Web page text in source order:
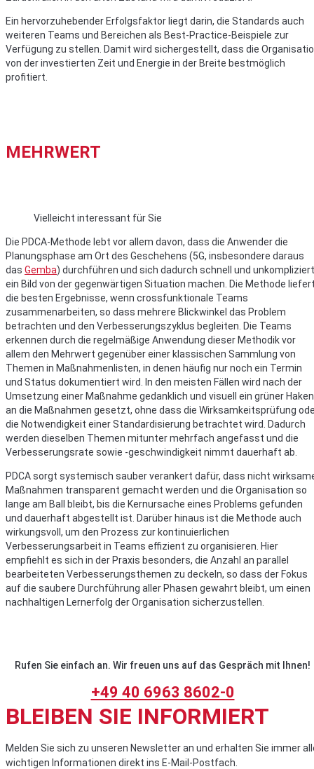
Ein hervorzuhebender Erfolgsfaktor liegt darin, die Standards auch
weiteren Teams und Bereichen als Best-Practice-Beispiele zur
Verfügung zu stellen. Damit wird sichergestellt, dass die
von der investierten Zeit und Energie in der Breite bestmöglich
profitiert.
MEHRWERT
Vielleicht interessant für Sie
Die PDCA-Methode lebt vor allem davon, dass die Anwender die
Planungsphase am Ort des Geschehens (5G, insbesondere daraus
das Gemba) durchführen und sich dadurch schnell und unkompliziert
ein Bild von der gegenwärtigen Situation machen. Die Methode
die besten Ergebnisse, wenn crossfunktionale Teams
zusammenarbeiten, so dass mehrere Blickwinkel das Problem
betrachten und den Verbesserungszyklus begleiten. Die Teams
erkennen durch die regelmäßige Anwendung dieser Methodik vor
allem den Mehrwert gegenüber einer klassischen Sammlung von
Themen in Maßnahmenlisten, in denen häufig nur noch ein Termin
und Status dokumentiert wird. In den meisten Fällen wird nach der
Umsetzung einer Maßnahme gedanklich und visuell ein grüner Haken
an die Maßnahmen gesetzt, ohne dass die Wirksamkeitsprüfung
die Notwendigkeit einer Standardisierung betrachtet wird. Dadurch
werden dieselben Themen mitunter mehrfach angefasst und die
Verbesserungsrate sowie -geschwindigkeit nimmt dauerhaft ab.
PDCA sorgt systemisch sauber verankert dafür, dass nicht
Maßnahmen transparent gemacht werden und die Organisation so
lange am Ball bleibt, bis die Kernursache eines Problems gefunden
und dauerhaft abgestellt ist. Darüber hinaus ist die Methode auch
wirkungsvoll, um den Prozess zur kontinuierlichen
Verbesserungsarbeit in Teams effizient zu organisieren. Hier
empfiehlt es sich in der Praxis besonders, die Anzahl an parallel
bearbeiteten Verbesserungsthemen zu deckeln, so dass der Fokus
auf die saubere Durchführung aller Phasen gewahrt bleibt, um einen
nachhaltigen Lernerfolg der Organisation sicherzustellen.
Rufen Sie einfach an. Wir freuen uns auf das Gespräch mit Ihnen!
+49 40 6963 8602-0
BLEIBEN SIE INFORMIERT
Melden Sie sich zu unseren Newsletter an und erhalten Sie immer
wichtigen Informationen direkt ins E-Mail-Postfach.